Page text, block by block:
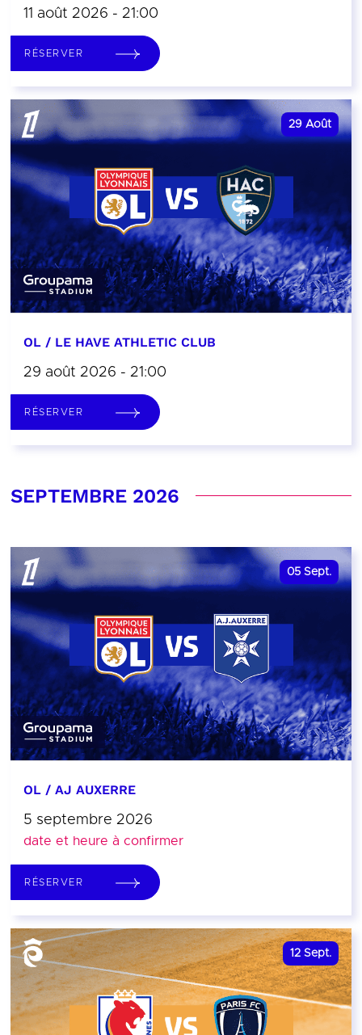
11 août 2026 - 21:00
RÉSERVER
29 Août
OL / LE HAVE ATHLETIC CLUB
29 août 2026 - 21:00
RÉSERVER
SEPTEMBRE 2026
05 Sept.
OL / AJ AUXERRE
5 septembre 2026
date et heure à confirmer
RÉSERVER
12 Sept.